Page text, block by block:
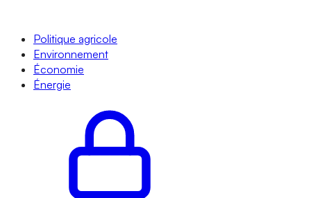
Politique agricole
Environnement
Économie
Énergie